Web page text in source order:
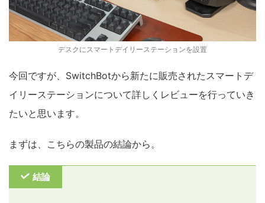
デスクにスマートデイリーステーションを設置
今回ですが、SwitchBotから新たに販売されたスマートデ
イリーステーションについて詳しくレビューを行っていき
たいと思います。
まずは、こちらの製品の結論から。
結論